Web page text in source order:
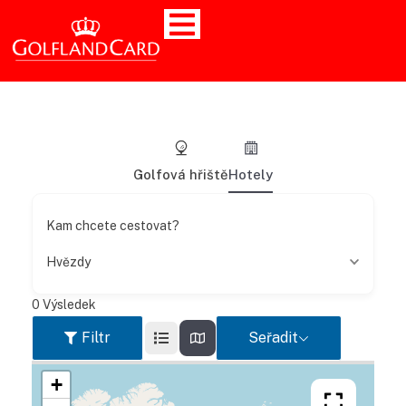
Golfová hřištěHotely
Kam chcete cestovat?
Hvězdy
0 Výsledek
Filtr Seřadit
+